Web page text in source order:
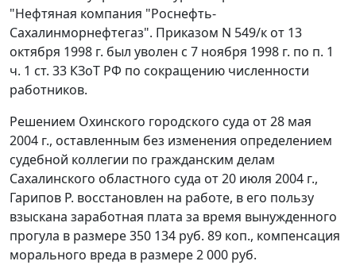
"Нефтяная компания "Роснефть-
Сахалинморнефтегаз". Приказом N 549/к от 13
октября 1998 г. был уволен с 7 ноября 1998 г. по п. 1
ч. 1 ст. 33 КЗоТ РФ по сокращению численности
работников.
Решением Охинского городского суда от 28 мая
2004 г., оставленным без изменения определением
судебной коллегии по гражданским делам
Сахалинского областного суда от 20 июля 2004 г.,
Гарипов Р. восстановлен на работе, в его пользу
взыскана заработная плата за время вынужденного
прогула в размере 350 134 руб. 89 коп., компенсация
морального вреда в размере 2 000 руб.